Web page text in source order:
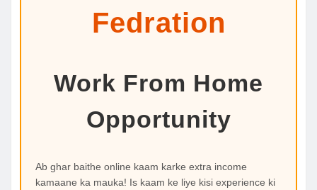
Fedration
Work From Home
Opportunity
Ab ghar baithe online kaam karke extra income
kamaane ka mauka! Is kaam ke liye kisi experience ki